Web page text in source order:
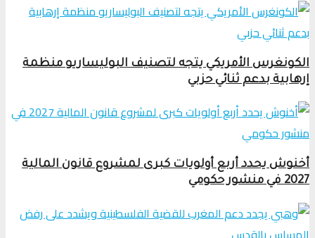
الكونغرس الأمريكي يتجه لتصنيف البوليساريو منظمة
إرهابية بدعم ثنائي حزبي
أخنوش يحدد أربع أولويات كبرى لمشروع قانون المالية
2027 في منشور حكومي